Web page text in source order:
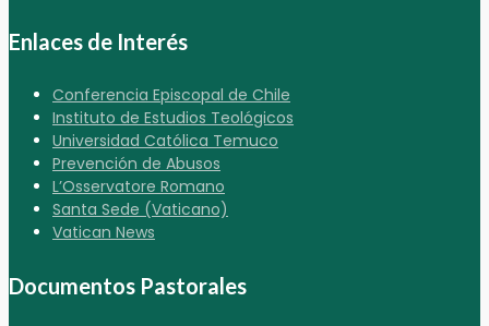
Enlaces de Interés
Conferencia Episcopal de Chile
Instituto de Estudios Teológicos
Universidad Católica Temuco
Prevención de Abusos
L’Osservatore Romano
Santa Sede (Vaticano)
Vatican News
Documentos Pastorales